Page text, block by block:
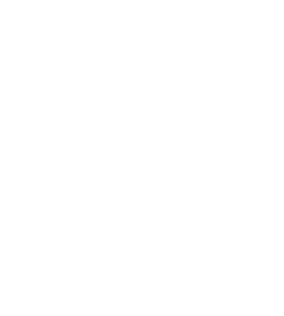
Jahren